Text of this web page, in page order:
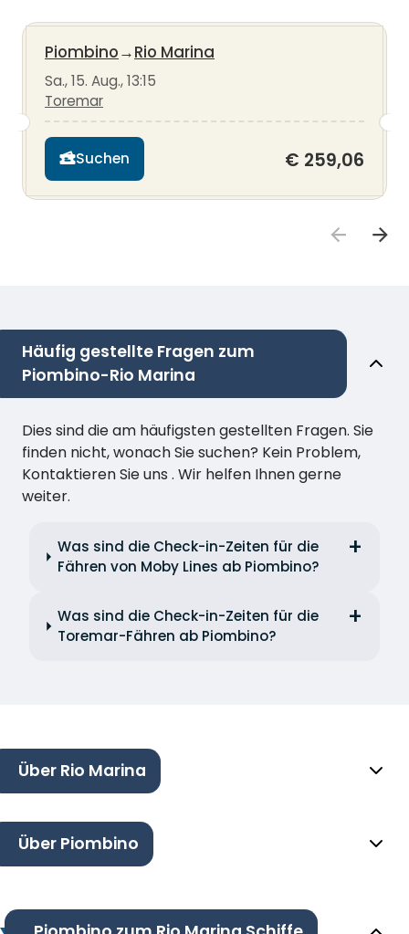
Piombino→Rio Marina
Sa., 15. Aug., 13:15
Toremar
Suchen € 259,06
Häufig gestellte Fragen zum
Piombino-Rio Marina
Dies sind die am häufigsten gestellten Fragen. Sie
finden nicht, wonach Sie suchen? Kein Problem,
Kontaktieren Sie uns . Wir helfen Ihnen gerne
weiter.
Was sind die Check-in-Zeiten für die
Fähren von Moby Lines ab Piombino?
Was sind die Check-in-Zeiten für die
Toremar-Fähren ab Piombino?
Über Rio Marina
Über Piombino